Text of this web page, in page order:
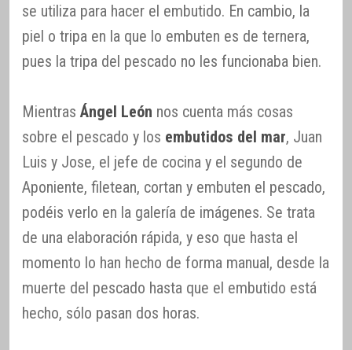
se utiliza para hacer el embutido. En cambio, la
piel o tripa en la que lo embuten es de ternera,
pues la tripa del pescado no les funcionaba bien.
Mientras Ángel León nos cuenta más cosas
sobre el pescado y los embutidos del mar, Juan
Luis y Jose, el jefe de cocina y el segundo de
Aponiente, filetean, cortan y embuten el pescado,
podéis verlo en la galería de imágenes. Se trata
de una elaboración rápida, y eso que hasta el
momento lo han hecho de forma manual, desde la
muerte del pescado hasta que el embutido está
hecho, sólo pasan dos horas.